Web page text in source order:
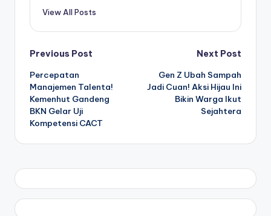
View All Posts
Post
navigation
Previous Post
Percepatan
Manajemen Talenta!
Kemenhut Gandeng
BKN Gelar Uji
Kompetensi CACT
Next Post
Gen Z Ubah Sampah
Jadi Cuan! Aksi Hijau Ini
Bikin Warga Ikut
Sejahtera